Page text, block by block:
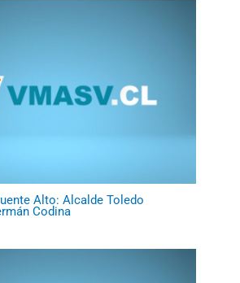
Alto: Alcalde Toledo
Codina